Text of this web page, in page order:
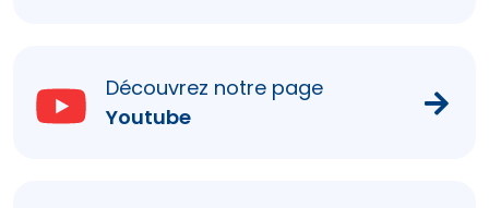
Découvrez notre page
Youtube